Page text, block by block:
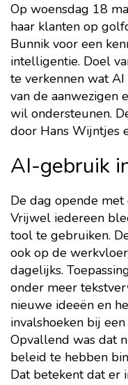
Op woensdag 18
haar klanten op
Bunnik voor een
intelligentie. Doel
te verkennen wat
van de aanwezigen
wil ondersteunen.
door Hans Wijntjes
AI-gebruik
De dag opende
Vrijwel iedereen
tool te gebruiken.
ook op de
dagelijks.
onder meer
nieuwe ideeën en
invalshoeken bij
Opvallend was dat
beleid te hebben
Dat betekent dat er